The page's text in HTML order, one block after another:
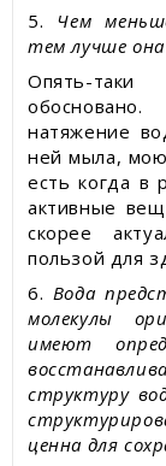
5. Чем
тем лучше она
Опять-
натяжение
ней мыла,
есть когда в
активные
скорее
пользой для
6. Вода
молекулы
имеют
структуру
ценна для